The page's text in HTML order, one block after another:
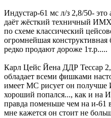
Индустар-61 мс л/з 2,8/50- это
даёт жёсткий техничный
по схеме классический
огромнейшая
редко продают дороже 1т.р.....
Карл Цейс Йена ДДР Тессар
обладает всеми фишками
имеет МС рисует он получше
хороший попался..., как и на
правда поменьше чем на и-61
мне кажется он стоит не